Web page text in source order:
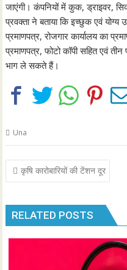
जाएंगी। कंपनियों में कुक, ड्राइवर,
प्रवक्ता ने बताया कि इच्छुक एवं योग्य
प्रमाणपत्र, रोजगार कार्यालय का
प्रमाणपत्र, फोटो कॉपी सहित एवं
भाग ले सकते हैं।
Una
Post
navigation
कृषि कारोबारियों की टेंशन दूर
RELATED POSTS